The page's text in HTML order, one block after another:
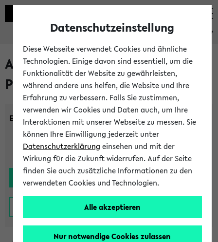
eKVV
Alle noch stattfindenden
Prüfungen
Einrichtung:
Datenschutzeinstellung
Diese Webseite verwendet Cookies und ähnliche
Technologien. Einige davon sind essentiell, um die
Funktionalität der Website zu gewährleisten,
während andere uns helfen, die Website und Ihre
Erfahrung zu verbessern. Falls Sie zustimmen,
verwenden wir Cookies und Daten auch, um Ihre
Interaktionen mit unserer Webseite zu messen. Sie
können Ihre Einwilligung jederzeit unter
Datenschutzerklärung einsehen und mit der
Wirkung für die Zukunft widerrufen. Auf der Seite
finden Sie auch zusätzliche Informationen zu den
verwendeten Cookies und Technologien.
Alle akzeptieren
Nur notwendige Cookies zulassen